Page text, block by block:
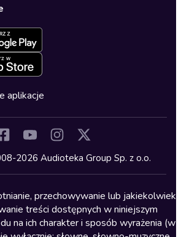
prywatności
nielegalnych treści
dostępności
firm i bibliotek
newslettera
aplikacje
2026 Audioteka Group Sp. z o.o.
przechowywanie lub jakiekolwiek
treści dostępnych w niniejszym
na ich charakter i sposób wyrażenia (w